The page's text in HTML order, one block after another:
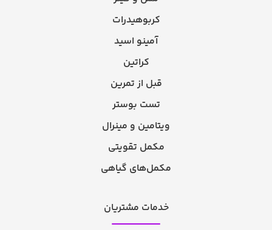
کربوهیدرات
آمینو اسید
کراتین
قبل از تمرین
تست بوستر
ویتامین و مینرال
مکمل تقویتی
مکمل‌های گیاهی
خدمات مشتریان